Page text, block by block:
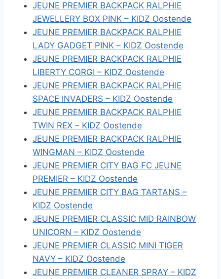
JEUNE PREMIER BACKPACK RALPHIE
JEWELLERY BOX PINK – KIDZ Oostende
JEUNE PREMIER BACKPACK RALPHIE
LADY GADGET PINK – KIDZ Oostende
JEUNE PREMIER BACKPACK RALPHIE
LIBERTY CORGI – KIDZ Oostende
JEUNE PREMIER BACKPACK RALPHIE
SPACE INVADERS – KIDZ Oostende
JEUNE PREMIER BACKPACK RALPHIE
TWIN REX – KIDZ Oostende
JEUNE PREMIER BACKPACK RALPHIE
WINGMAN – KIDZ Oostende
JEUNE PREMIER CITY BAG FC JEUNE
PREMIER – KIDZ Oostende
JEUNE PREMIER CITY BAG TARTANS –
KIDZ Oostende
JEUNE PREMIER CLASSIC MID RAINBOW
UNICORN – KIDZ Oostende
JEUNE PREMIER CLASSIC MINI TIGER
NAVY – KIDZ Oostende
JEUNE PREMIER CLEANER SPRAY – KIDZ